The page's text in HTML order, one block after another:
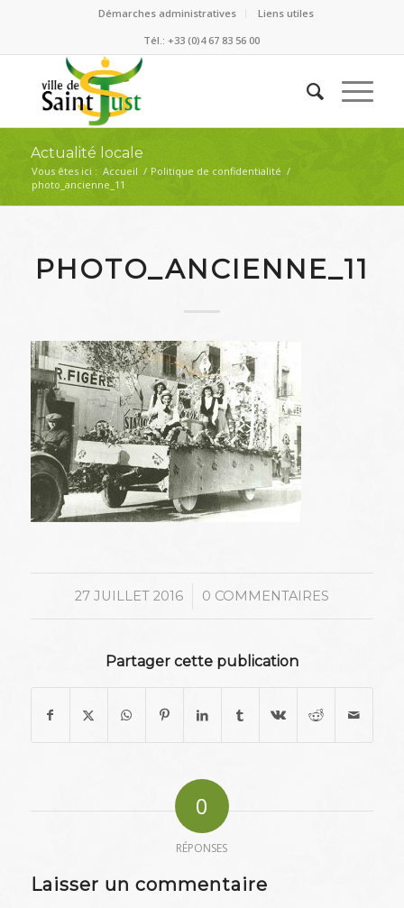
Démarches administratives
Liens utiles
Tél.: +33 (0)4 67 83 56 00
Actualité locale
Vous êtes ici : Accueil / Politique de confidentialité /
photo_ancienne_11
PHOTO_ANCIENNE_11
27 JUILLET 2016
/ 0 COMMENTAIRES
Partager cette publication
0
RÉPONSES
Laisser un commentaire